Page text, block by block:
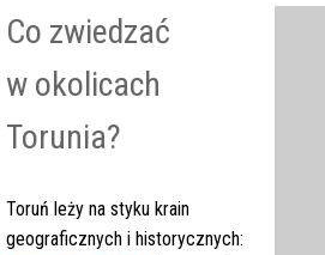
Co zwiedzać
w okolicach
Torunia?
Toruń leży na styku krain
geograficznych i historycznych: